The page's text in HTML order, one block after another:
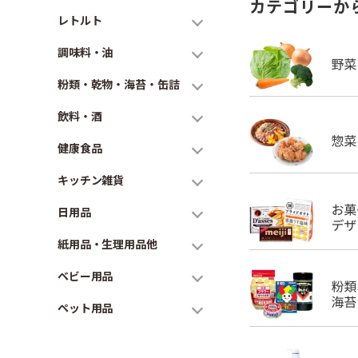
レトルト
調味料・油
粉類・乾物・海苔・缶詰
飲料・酒
健康食品
キッチン雑貨
日用品
紙用品・生理用品他
ベビー用品
ペット用品
カテゴリーか